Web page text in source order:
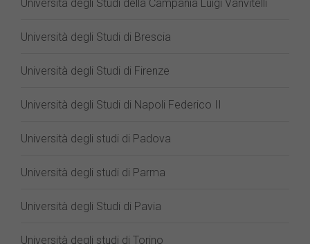
Università degli Studi della Campania Luigi Vanvitelli
Università degli Studi di Brescia
Università degli Studi di Firenze
Università degli Studi di Napoli Federico II
Università degli studi di Padova
Università degli studi di Parma
Università degli Studi di Pavia
Università degli studi di Torino